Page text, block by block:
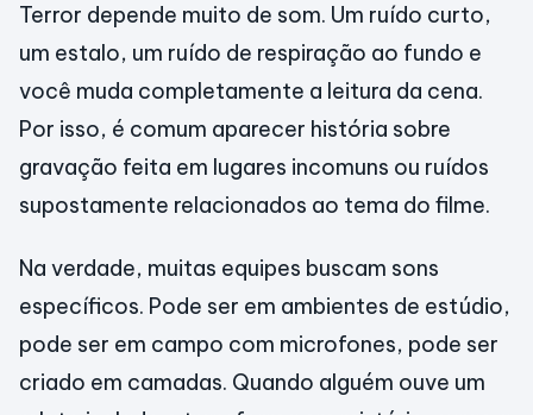
Terror depende muito de som. Um ruído curto,
um estalo, um ruído de respiração ao fundo e
você muda completamente a leitura da cena.
Por isso, é comum aparecer história sobre
gravação feita em lugares incomuns ou ruídos
supostamente relacionados ao tema do filme.
Na verdade, muitas equipes buscam sons
específicos. Pode ser em ambientes de estúdio,
pode ser em campo com microfones, pode ser
criado em camadas. Quando alguém ouve um